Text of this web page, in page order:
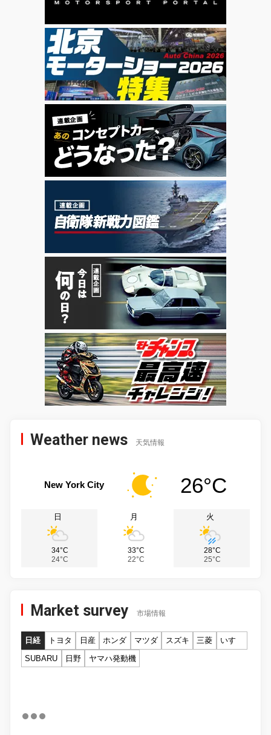
Weather news 天気情報
New York City 26°C
日
34°C
24°C
月
33°C
22°C
火
28°C
25°C
Market survey 市場情報
日経 トヨタ 日産 ホンダ マツダ スズキ 三菱
いすゞ
SUBARU
日野 ヤマハ発動機